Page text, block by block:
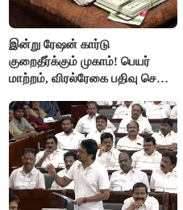
இன்று ரேஷன் கார்டு
குறைதீர்க்கும் முகாம்! பெயர்
மாற்றம், விரல்ரேகை பதிவு செய்ய